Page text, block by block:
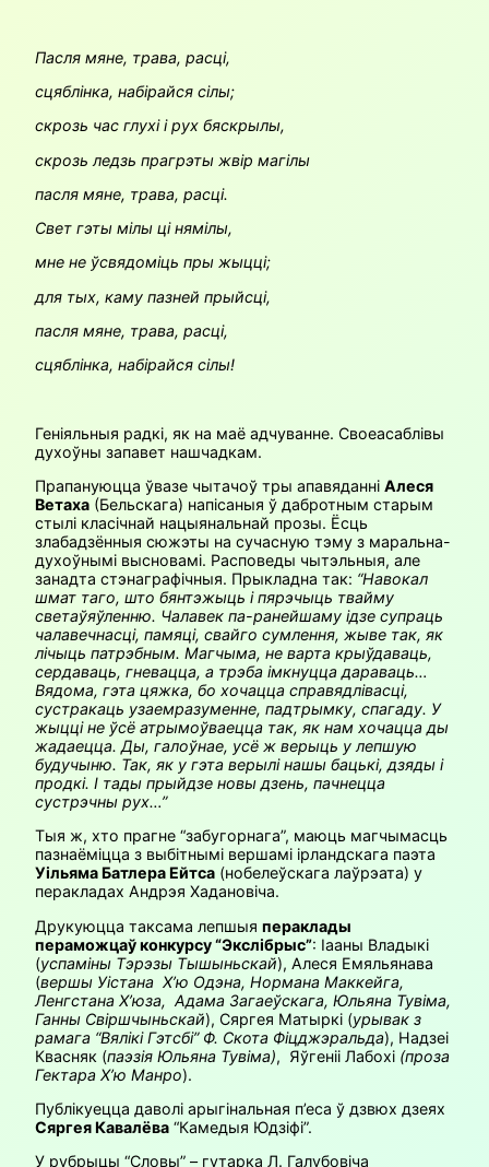
Пасля мяне, трава, расці,
сцяблінка, набірайся сілы;
скрозь час глухі і рух бяскрылы,
скрозь ледзь прагрэты жвір магілы
пасля мяне, трава, расці.
Свет гэты мілы ці нямілы,
мне не ўсвядоміць пры жыцці;
для тых, каму пазней прыйсці,
пасля мяне, трава, расці,
сцяблінка, набірайся сілы!
Геніяльныя радкі, як на маё адчуванне. Своеасаблівы
духоўны запавет нашчадкам.
Прапануюцца ўвазе чытачоў тры апавяданні Алеся
Ветаха (Бельскага) напісаныя ў дабротным старым
стылі класічнай нацыянальнай прозы. Ёсць
злабадзённыя сюжэты на сучасную тэму з маральна-
духоўнымі высновамі. Расповеды чытэльныя, але
занадта стэнаграфічныя. Прыкладна так: “Навокал
шмат таго, што бянтэжыць і пярэчыць твайму
светаўяўленню. Чалавек па-ранейшаму ідзе супраць
чалавечнасці, памяці, свайго сумлення, жыве так, як
лічыць патрэбным. Магчыма, не варта крыўдаваць,
сердаваць, гневацца, а трэба імкнуцца дараваць…
Вядома, гэта цяжка, бо хочацца справядлівасці,
сустракаць узаемразуменне, падтрымку, спагаду. У
жыцці не ўсё атрымоўваецца так, як нам хочацца ды
жадаецца. Ды, галоўнае, усё ж верыць у лепшую
будучыню. Так, як у гэта верылі нашы бацькі, дзяды і
продкі. І тады прыйдзе новы дзень, пачнецца
сустрэчны рух…”
Тыя ж, хто прагне “забугорнага”, маюць магчымасць
пазнаёміцца з выбітнымі вершамі ірландскага паэта
Уільяма Батлера Ейтса (нобелеўскага лаўрэата) у
перакладах Андрэя Хадановіча.
Друкуюцца таксама лепшыя пераклады
пераможцаў конкурсу “Экслібрыс”: Іааны Владыкі
(успаміны Тэрэзы Тышыньскай), Алеся Емяльянава
(вершы Уістана Х’ю Одэна, Нормана Маккейга,
Ленгстана Х’юза, Адама Загаеўскага, Юльяна Тувіма,
Ганны Свіршчыньскай), Сяргея Матыркі (урывак з
рамага “Вялікі Гэтсбі” Ф. Скота Фіцджэральда), Надзеі
Квасняк (паэзія Юльяна Тувіма), Яўгеніі Лабохі (проза
Гектара Х’ю Манро).
Публікуецца даволі арыгінальная п’еса ў дзвюх дзеях
Сяргея Кавалёва “Камедыя Юдзіфі”.
У рубрыцы “Словы” – гутарка Л. Галубовіча